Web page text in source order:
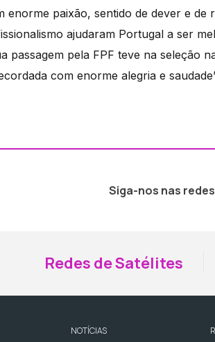
enorme paixão, sentido de dever e de
ajudaram Portugal a ser
passagem pela FPF teve na seleção
com enorme alegria e
Siga-nos nas
Redes de Satélites
NOTÍCIAS